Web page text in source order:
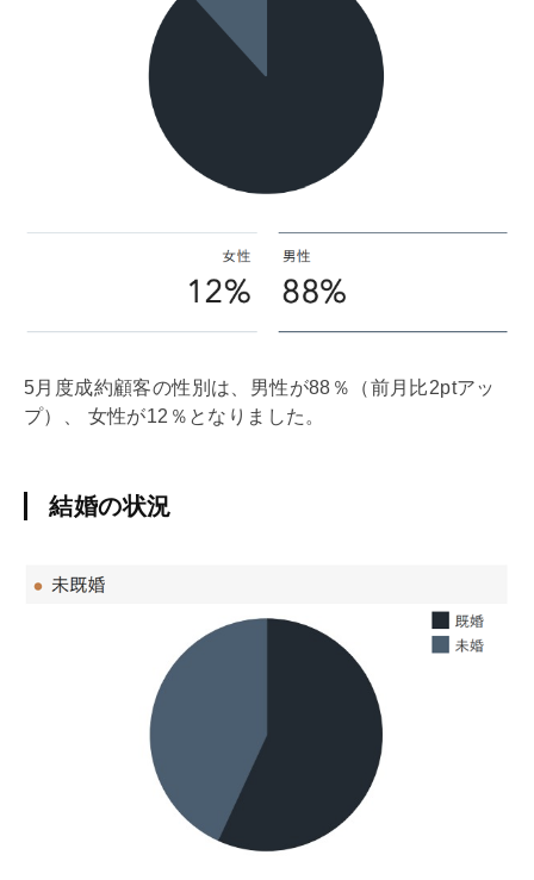
5月度成約顧客の性別は、男性が88％（前月比2ptアッ
プ）、 女性が12％となりました。
結婚の状況